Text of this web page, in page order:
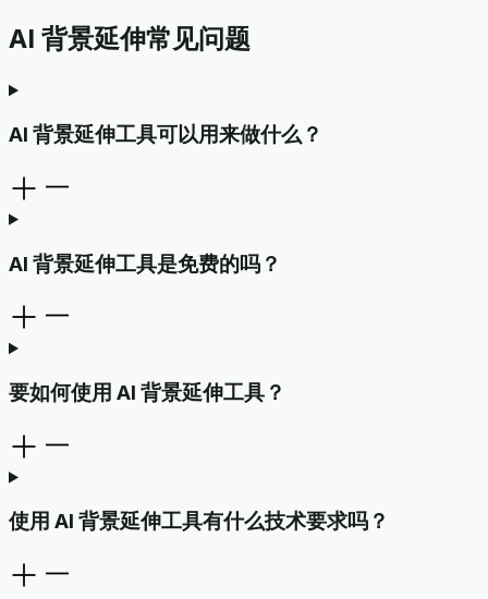
AI 背景延伸常见问题
AI 背景延伸工具可以用来做什么？
AI 背景延伸工具是免费的吗？
要如何使用 AI 背景延伸工具？
使用 AI 背景延伸工具有什么技术要求吗？